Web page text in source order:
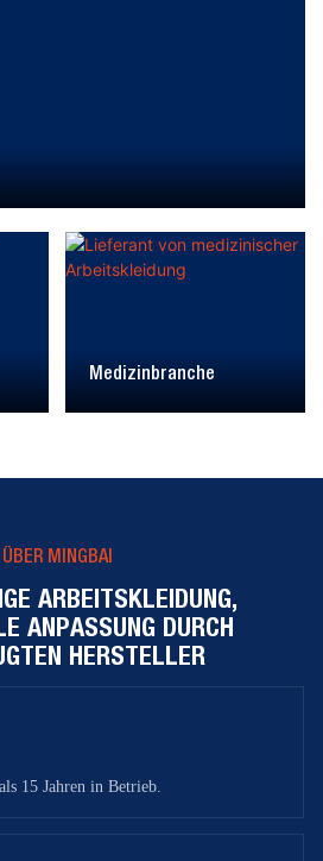
Medizinbranche
ÜBER MINGBAI
ARBEITSKLEIDUNG,
ANPASSUNG DURCH
HERSTELLER
15 Jahren in Betrieb.